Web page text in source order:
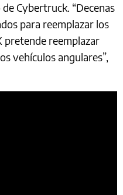
Cybertruck. “Decenas
para reemplazar los
pretende reemplazar
vehículos angulares”,